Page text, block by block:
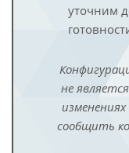
уточним
не
сообщить